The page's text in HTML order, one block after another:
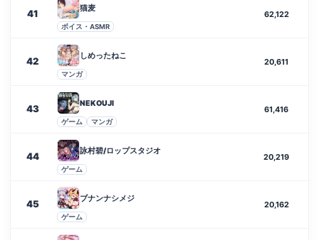
41 猫麦
ボイス・ASMR
62,122
42 しめったねこ
マンガ
20,611
43 NEKOUJI
ゲーム マンガ
61,416
44 詠村碧/ロップスタジオ
ゲーム
20,219
45 ブナンナシメジ
ゲーム
20,162